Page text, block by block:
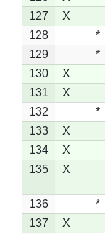
127
X
128
*
129
*
130
X
131
X
132
*
133
X
134
X
135
X
136 *
137
X